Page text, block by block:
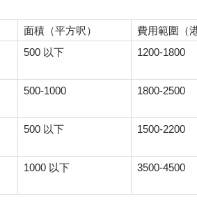
面積（平方呎） 費用範圍（
500 以下 1200-1800
500-1000 1800-2500
500 以下 1500-2200
1000 以下 3500-4500